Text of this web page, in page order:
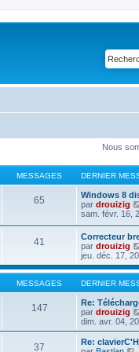
Nous
MESSAGES DERNIER
65
Windows 8
par drouizig
sam. févr. 16,
41
Correcteur
par drouizig
jeu. déc. 17,
MESSAGES DERNIER
147
Re:
par drouizig
dim. avr. 04,
37
Re: